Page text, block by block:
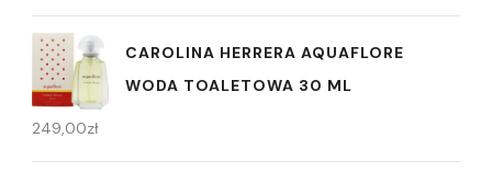
CAROLINA HERRERA AQUAFLORE
WODA TOALETOWA 30 ML
249,00zł